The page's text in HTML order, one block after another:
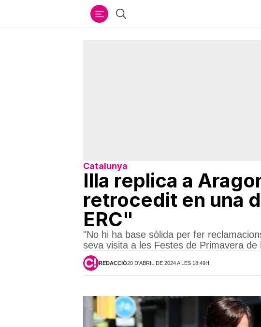
Cercar
Catalunya
Illa replica a
retrocedit en una
ERC"
"No hi ha base sòlida per fer
seva visita a les Festes de Primavera de
REDACCIÓ20 D'ABRIL DE 2024 A LES 18:49H